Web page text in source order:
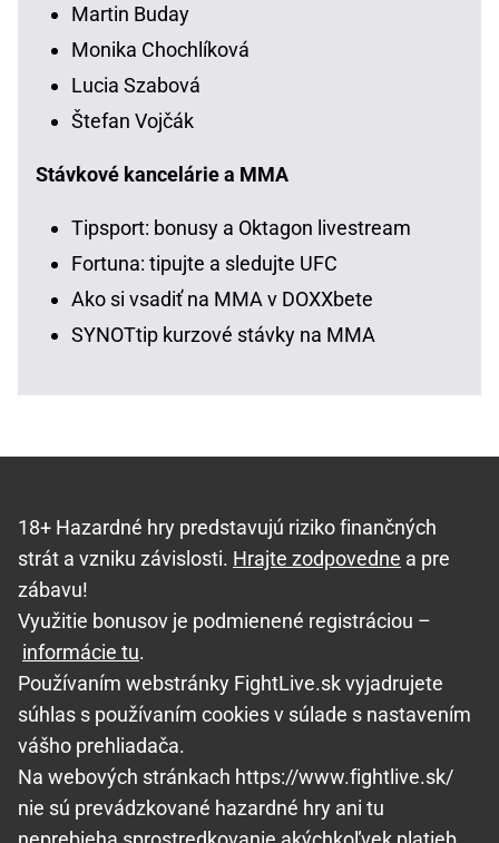
Martin Buday
Monika Chochlíková
Lucia Szabová
Štefan Vojčák
Stávkové kancelárie a MMA
Tipsport: bonusy a Oktagon livestream
Fortuna: tipujte a sledujte UFC
Ako si vsadiť na MMA v DOXXbete
SYNOTtip kurzové stávky na MMA
18+ Hazardné hry predstavujú riziko finančných
strát a vzniku závislosti. Hrajte zodpovedne a pre
zábavu!
Využitie bonusov je podmienené registráciou –
informácie tu.
Používaním webstránky FightLive.sk vyjadrujete
súhlas s používaním cookies v súlade s nastavením
vášho prehliadača.
Na webových stránkach https://www.fightlive.sk/
nie sú prevádzkované hazardné hry ani tu